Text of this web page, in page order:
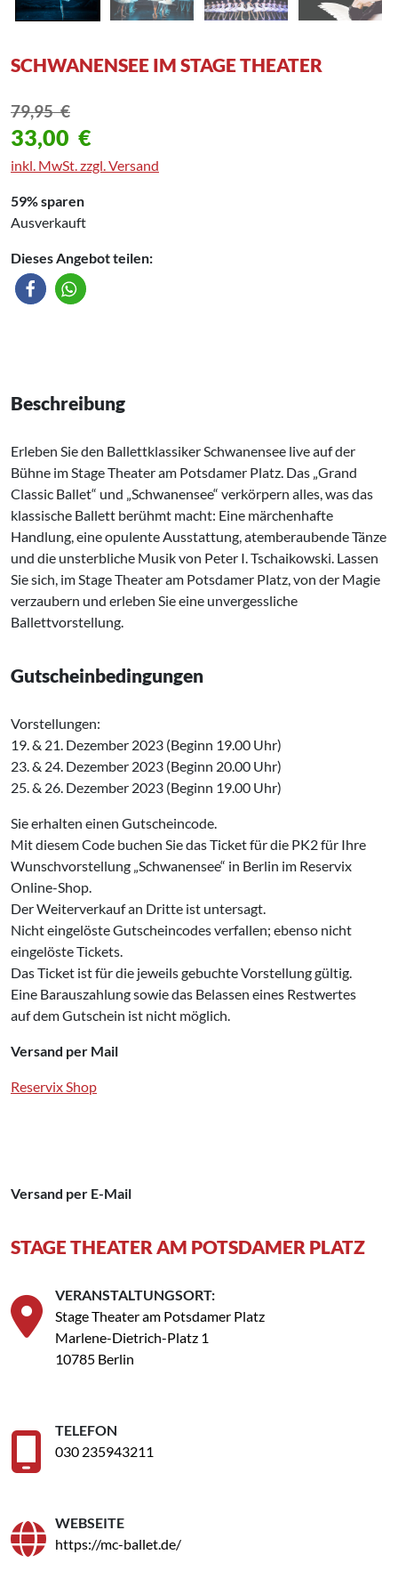
SCHWANENSEE IM STAGE THEATER
79,95€
33,00 €
inkl. MwSt. zzgl. Versand
59% sparen
Ausverkauft
Dieses Angebot teilen:
Beschreibung
Erleben Sie den Ballettklassiker Schwanensee live auf der
Bühne im Stage Theater am Potsdamer Platz. Das „Grand
Classic Ballet“ und „Schwanensee“ verkörpern alles, was das
klassische Ballett berühmt macht: Eine märchenhafte
Handlung, eine opulente Ausstattung, atemberaubende Tänze
und die unsterbliche Musik von Peter I. Tschaikowski. Lassen
Sie sich, im Stage Theater am Potsdamer Platz, von der Magie
verzaubern und erleben Sie eine unvergessliche
Ballettvorstellung.
Gutscheinbedingungen
Vorstellungen:
19. & 21. Dezember 2023 (Beginn 19.00 Uhr)
23. & 24. Dezember 2023 (Beginn 20.00 Uhr)
25. & 26. Dezember 2023 (Beginn 19.00 Uhr)
Sie erhalten einen Gutscheincode.
Mit diesem Code buchen Sie das Ticket für die PK2 für Ihre
Wunschvorstellung „Schwanensee“ in Berlin im Reservix
Online-Shop.
Der Weiterverkauf an Dritte ist untersagt.
Nicht eingelöste Gutscheincodes verfallen; ebenso nicht
eingelöste Tickets.
Das Ticket ist für die jeweils gebuchte Vorstellung gültig.
Eine Barauszahlung sowie das Belassen eines Restwertes
auf dem Gutschein ist nicht möglich.
Versand per Mail
Reservix Shop
Versand per E-Mail
STAGE THEATER AM POTSDAMER PLATZ
VERANSTALTUNGSORT:
Stage Theater am Potsdamer Platz
Marlene-Dietrich-Platz 1
10785 Berlin
TELEFON
030 235943211
WEBSEITE
https://mc-ballet.de/